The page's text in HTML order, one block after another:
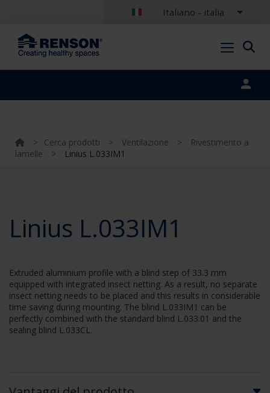
Italiano - italia
> Cerca prodotti > Ventilazione >
Rivestimento a
lamelle
> Linius L.033IM1
Linius L.033IM1
Extruded aluminium profile with a blind step of 33.3 mm
equipped with integrated insect netting. As a result, no separate
insect netting needs to be placed and this results in considerable
time saving during mounting. The blind L.033IM1 can be
perfectly combined with the standard blind L.033.01 and the
sealing blind L.033CL.